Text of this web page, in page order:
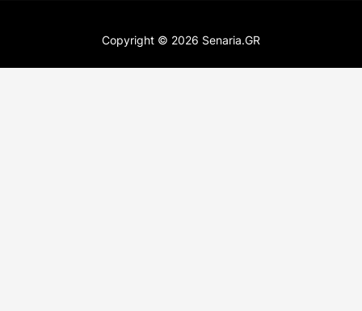
Copyright © 2026 Senaria.GR